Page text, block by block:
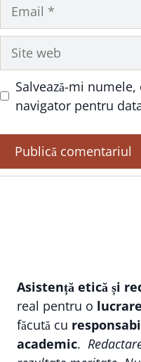
Site
web
Salvează-mi
navigator pentru
Asistență etică și
real pentru o
făcută cu
academic.